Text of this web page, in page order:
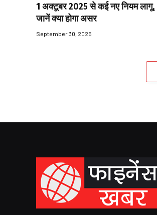
1 अक्टूबर 2025 से कई नए नियम लागू,
जानें क्या होगा असर
September 30, 2025